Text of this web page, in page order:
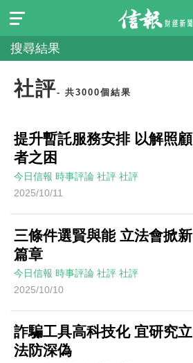
搜尋結果
社評- 共3000個結果
提升暫託服務安排 以解照顧
者之困
今日信報 時事評論 社評 社評
2025/10/11
三條件選賢與能 立法會掀新
篇章
今日信報 時事評論 社評 社評
2025/10/10
詐騙工具高科技化 宜研究立
法防深偽